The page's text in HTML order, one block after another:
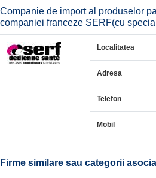
Companie de import al produselor
companiei franceze SERF(cu
Localitatea
Adresa
Telefon
Mobil
Firme similare sau categorii